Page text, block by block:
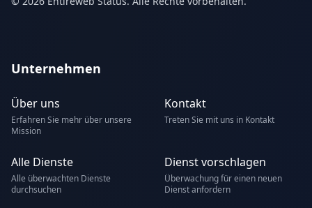
Unternehmen
Über uns
Erfahren Sie mehr über unsere
Mission
Kontakt
Treten Sie mit uns in Kontakt
Alle Dienste
Alle überwachten Dienste
durchsuchen
Dienst vorschlagen
Überwachung für einen neuen
Dienst anfordern